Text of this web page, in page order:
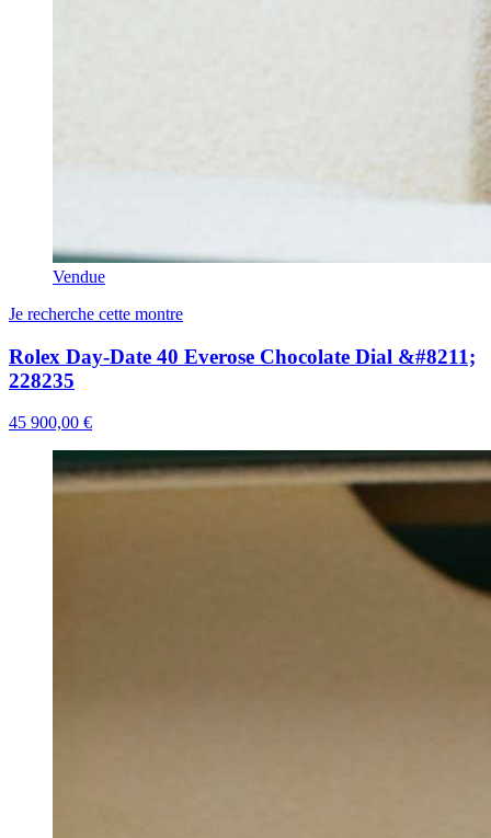
Vendue
Je recherche cette montre
Rolex Day-Date 40 Everose Chocolate Dial &#8211;
228235
45 900,00 €